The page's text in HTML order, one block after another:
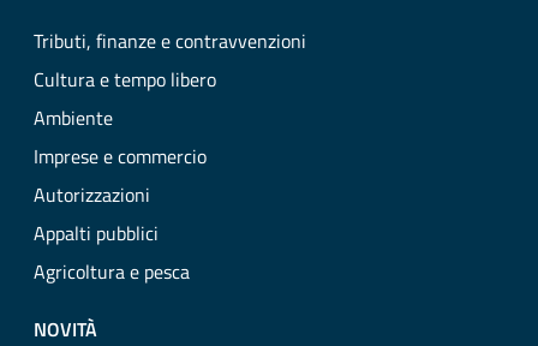
Tributi, finanze e contravvenzioni
Cultura e tempo libero
Ambiente
Imprese e commercio
Autorizzazioni
Appalti pubblici
Agricoltura e pesca
NOVITÀ